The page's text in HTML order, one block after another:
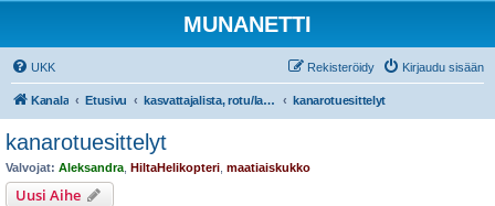
MUNANETTI
UKK Kirjaudu sisään
Rekisteröidy
Kanala Etusivu kasvattajalista, rotu/lajiesittelyt, siipikarjatarvikekaupat kanarotuesittelyt
kanarotuesittelyt
Valvojat: Aleksandra HiltaHelikopteri maatiaiskukko
Uusi Aihe